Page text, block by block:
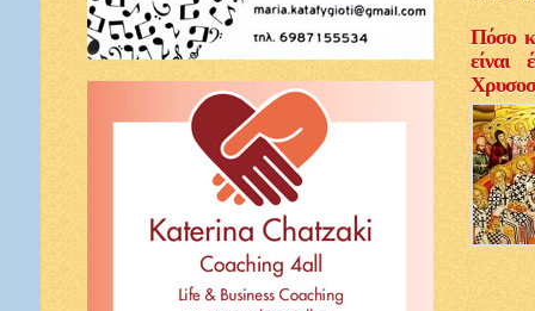
Πόσο
είναι